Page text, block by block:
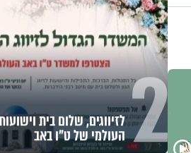
2 לזיווגים, שלום בית
העולמי של ט"ו באב